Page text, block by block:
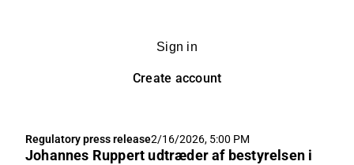
Sign in
Create account
Regulatory press release2/16/2026, 5:00 PM
Johannes Ruppert udtræder af bestyrelsen i